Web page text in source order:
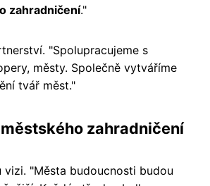
zahradničení."
"Spolupracujeme s
městy. Společně vytváříme
tvář měst."
zahradničení
vizi. "Města budoucnosti budou